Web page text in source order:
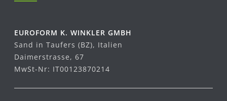
EUROFORM K. WINKLER GMBH
Sand in Taufers (BZ), Italien
Daimerstrasse, 67
MwSt-Nr: IT00123870214